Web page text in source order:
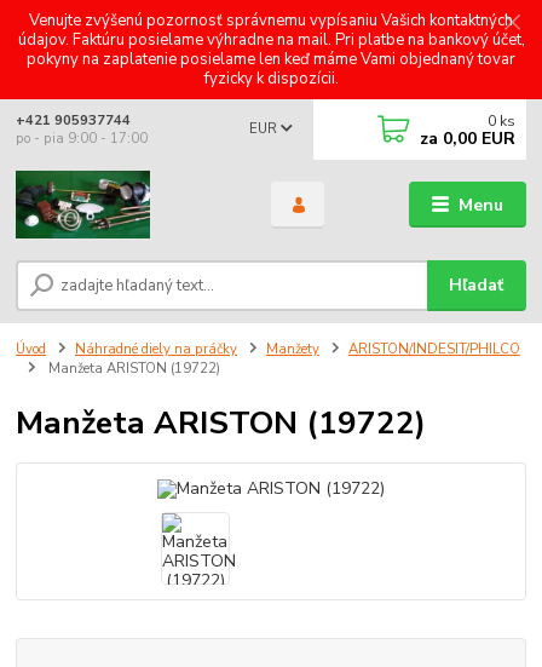
Venujte zvýšenú pozornosť správnemu vypísaniu Vašich kontaktných
údajov. Faktúru posielame výhradne na mail. Pri platbe na bankový účet,
pokyny na zaplatenie posielame len keď máme Vami objednaný tovar
fyzicky k dispozícii.
Menu
EUR
Hľadať
+421 905937744
po - pia 9:00 - 17:00
0 ks
za 0,00 EUR
Úvod Náhradné diely na práčky Manžety
ARISTON/INDESIT/PHILCO
Manžeta ARISTON (19722)
Manžeta ARISTON (19722)